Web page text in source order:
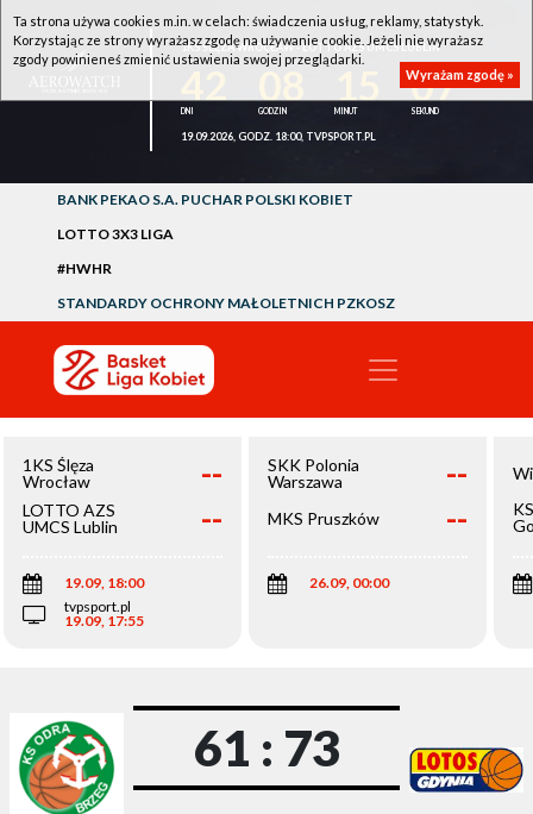
1KS ŚLĘZA WROCŁAW - LOTTO AZS UMCS LUBLIN
07
19.09.2026, GODZ. 18:00, TVPSPORT.PL
BANK PEKAO S.A. PUCHAR POLSKI KOBIET
LOTTO 3X3 LIGA
#HWHR
STANDARDY OCHRONY MAŁOLETNICH PZKOSZ
1KS Ślęza
Wrocław
--
LOTTO AZS
UMCS Lublin
--
19.09, 18:00
tvpsport.pl
19.09, 17:55
SKK Polonia
Warszawa
--
MKS Pruszków --
26.09, 00:00
61 : 73
Ta strona używa cookies m.in. w celach: świadczenia usług, reklamy, statystyk.
Korzystając ze strony wyrażasz zgodę na używanie cookie. Jeżeli nie wyrażasz
zgody powinieneś zmienić ustawienia swojej przeglądarki.
Wyrażam zgodę »